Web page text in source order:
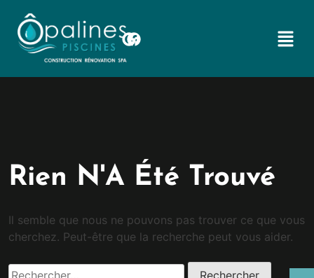
Rien N'A Été Trouvé
Il semble que nous ne pouvons pas trouver ce que vous
cherchez. Peut-être que la recherche peut vous aider.